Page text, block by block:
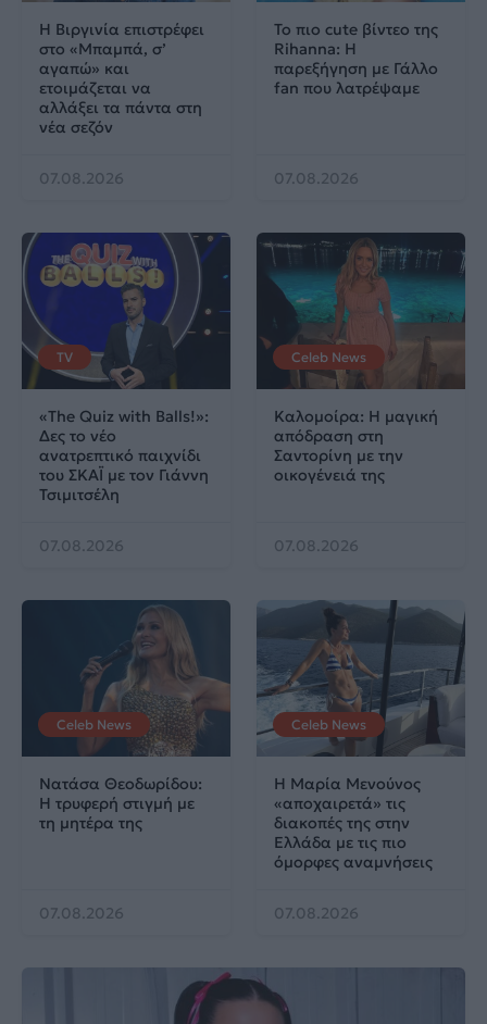
Η Βιργινία επιστρέφει
στο «Μπαμπά, σ’
αγαπώ» και
ετοιμάζεται να
αλλάξει τα πάντα στη
νέα σεζόν
07.08.2026
Το πιο cute βίντεο της
Rihanna: Η
παρεξήγηση με Γάλλο
fan που λατρέψαμε
07.08.2026
TV
«The Quiz with Balls!»:
Δες το νέο
ανατρεπτικό παιχνίδι
του ΣΚΑΪ με τον Γιάννη
Τσιμιτσέλη
07.08.2026
Celeb News
Καλομοίρα: Η μαγική
απόδραση στη
Σαντορίνη με την
οικογένειά της
07.08.2026
Celeb News
Νατάσα Θεοδωρίδου:
Η τρυφερή στιγμή με
τη μητέρα της
07.08.2026
Celeb News
Η Μαρία Μενούνος
«αποχαιρετά» τις
διακοπές της στην
Ελλάδα με τις πιο
όμορφες αναμνήσεις
07.08.2026